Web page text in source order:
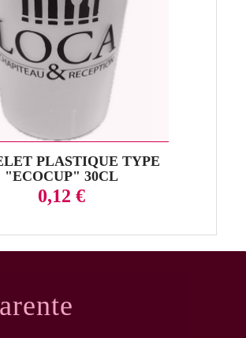
PLASTIQUE TYPE
"ECOCUP" 30CL
Prix
0,12 €